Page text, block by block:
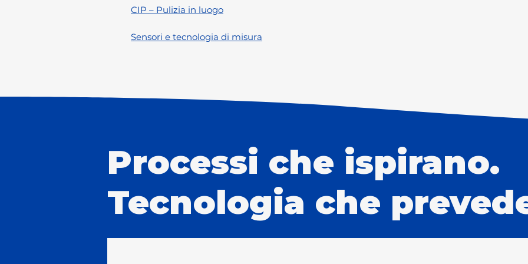
CIP – Pulizia in luogo
Sensori e tecnologia di misura
Processi che ispirano.
Tecnologia che